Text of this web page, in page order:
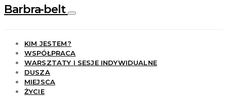
Barbra-belt
KIM JESTEM?
WSPÓŁPRACA
WARSZTATY I SESJE INDYWIDUALNE
DUSZA
MIEJSCA
ŻYCIE